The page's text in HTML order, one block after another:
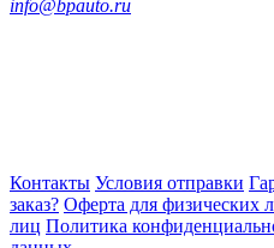
info@bpauto.ru
Контакты Условия отправки
заказ? Оферта для физических
лиц Политика